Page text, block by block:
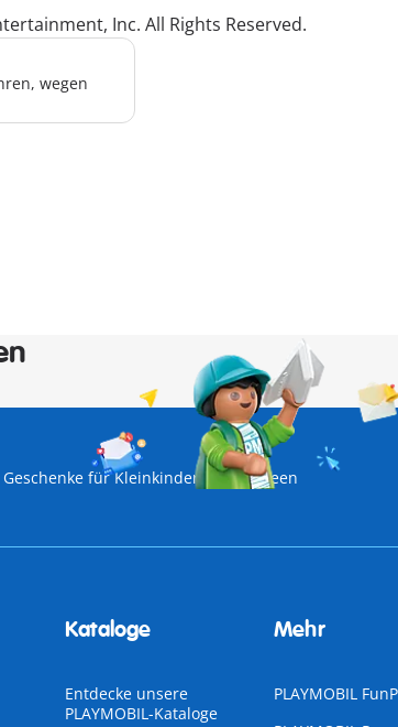
Inc. All Rights Reserved.
wegen
Geschenke für Kleinkinder Halloween
Kataloge
Entdecke unsere
PLAYMOBIL-Kataloge
Mehr
PLAYMOBIL